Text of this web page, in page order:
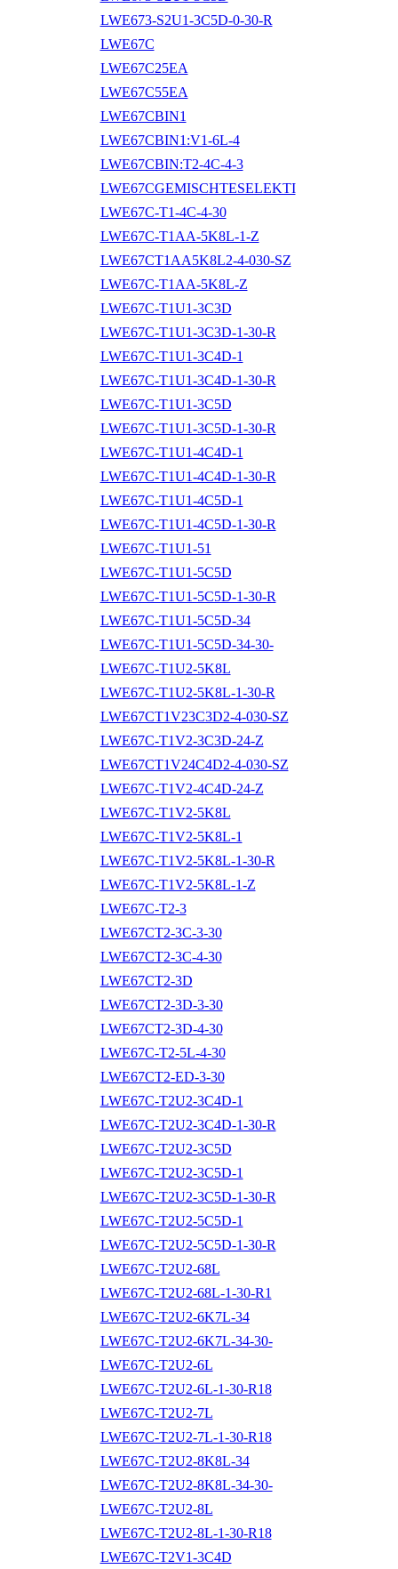
LWE673-S2U1-3C5D-0-30-R
LWE67C
LWE67C25EA
LWE67C55EA
LWE67CBIN1
LWE67CBIN1:V1-6L-4
LWE67CBIN:T2-4C-4-3
LWE67CGEMISCHTESELEKTI
LWE67C-T1-4C-4-30
LWE67C-T1AA-5K8L-1-Z
LWE67CT1AA5K8L2-4-030-SZ
LWE67C-T1AA-5K8L-Z
LWE67C-T1U1-3C3D
LWE67C-T1U1-3C3D-1-30-R
LWE67C-T1U1-3C4D-1
LWE67C-T1U1-3C4D-1-30-R
LWE67C-T1U1-3C5D
LWE67C-T1U1-3C5D-1-30-R
LWE67C-T1U1-4C4D-1
LWE67C-T1U1-4C4D-1-30-R
LWE67C-T1U1-4C5D-1
LWE67C-T1U1-4C5D-1-30-R
LWE67C-T1U1-51
LWE67C-T1U1-5C5D
LWE67C-T1U1-5C5D-1-30-R
LWE67C-T1U1-5C5D-34
LWE67C-T1U1-5C5D-34-30-
LWE67C-T1U2-5K8L
LWE67C-T1U2-5K8L-1-30-R
LWE67CT1V23C3D2-4-030-SZ
LWE67C-T1V2-3C3D-24-Z
LWE67CT1V24C4D2-4-030-SZ
LWE67C-T1V2-4C4D-24-Z
LWE67C-T1V2-5K8L
LWE67C-T1V2-5K8L-1
LWE67C-T1V2-5K8L-1-30-R
LWE67C-T1V2-5K8L-1-Z
LWE67C-T2-3
LWE67CT2-3C-3-30
LWE67CT2-3C-4-30
LWE67CT2-3D
LWE67CT2-3D-3-30
LWE67CT2-3D-4-30
LWE67C-T2-5L-4-30
LWE67CT2-ED-3-30
LWE67C-T2U2-3C4D-1
LWE67C-T2U2-3C4D-1-30-R
LWE67C-T2U2-3C5D
LWE67C-T2U2-3C5D-1
LWE67C-T2U2-3C5D-1-30-R
LWE67C-T2U2-5C5D-1
LWE67C-T2U2-5C5D-1-30-R
LWE67C-T2U2-68L
LWE67C-T2U2-68L-1-30-R1
LWE67C-T2U2-6K7L-34
LWE67C-T2U2-6K7L-34-30-
LWE67C-T2U2-6L
LWE67C-T2U2-6L-1-30-R18
LWE67C-T2U2-7L
LWE67C-T2U2-7L-1-30-R18
LWE67C-T2U2-8K8L-34
LWE67C-T2U2-8K8L-34-30-
LWE67C-T2U2-8L
LWE67C-T2U2-8L-1-30-R18
LWE67C-T2V1-3C4D